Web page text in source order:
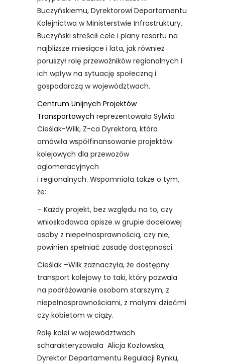
Buczyńskiemu, Dyrektorowi Departamentu
Kolejnictwa w Ministerstwie Infrastruktury.
Buczyński streścił cele i plany resortu na
najbliższe miesiące i lata, jak również
poruszył rolę przewoźników regionalnych i
ich wpływ na sytuację społeczną i
gospodarczą w województwach.
Centrum Unijnych Projektów
Transportowych reprezentowała Sylwia
Cieślak-Wilk, Z-ca Dyrektora, która
omówiła współfinansowanie projektów
kolejowych dla przewozów
aglomeracyjnych
i regionalnych. Wspomniała także o tym,
że:
– Każdy projekt, bez względu na to, czy
wnioskodawca opisze w grupie docelowej
osoby z niepełnosprawnością, czy nie,
powinien spełniać zasadę dostępności.
Cieślak –Wilk zaznaczyła, że dostępny
transport kolejowy to taki, który pozwala
na podróżowanie osobom starszym, z
niepełnosprawnościami, z małymi dziećmi
czy kobietom w ciąży.
Rolę kolei w województwach
scharakteryzowała Alicja Kozłowska,
Dyrektor Departamentu Regulacji Rynku,